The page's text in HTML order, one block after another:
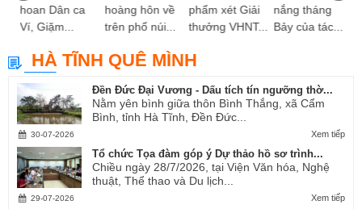
hoan Dân ca
Ví, Giặm...
hoàng hôn về
trên phố núi...
phẩm xét Giải
thưởng VHNT...
nắng tháng
Bảy của tác...
HÀ TĨNH QUÊ MÌNH
Đền Đức Đại Vương - Dấu tích tín ngưỡng thờ...
Nằm yên bình giữa thôn Bình Thắng, xã Cẩm
Bình, tỉnh Hà Tĩnh, Đền Đức...
Xem tiếp
30-07-2026
Tổ chức Tọa đàm góp ý Dự thảo hồ sơ trình...
Chiều ngày 28/7/2026, tại Viện Văn hóa, Nghệ
thuật, Thể thao và Du lịch...
Xem tiếp
29-07-2026